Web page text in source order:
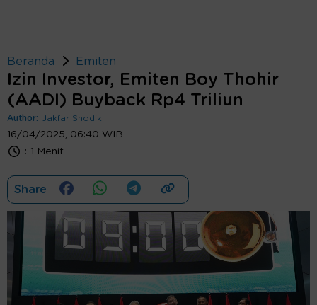
Beranda Emiten
Izin Investor, Emiten Boy Thohir
(AADI) Buyback Rp4 Triliun
Author: Jakfar Shodik
16/04/2025, 06:40 WIB
: 1 Menit
Share